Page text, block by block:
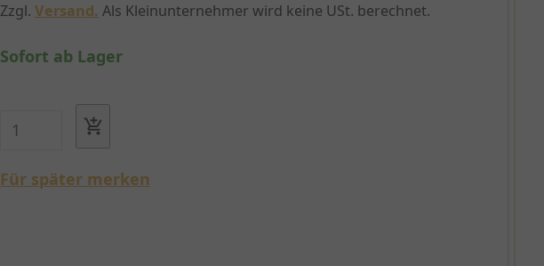
Zzgl.Versand. Als Kleinunternehmer wird keine USt. berechnet.
Sofort ab Lager
Für später merken